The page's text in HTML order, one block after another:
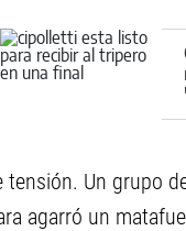
Un grupo
agarró un